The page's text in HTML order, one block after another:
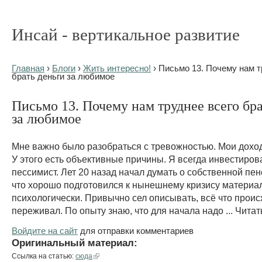
Инсай - вертикальное развитие
Главная › Блоги › Жить интересно! › Письмо 13. Почему нам
брать деньги за любимое
Письмо 13. Почему нам труднее всего
за любимое
Мне важно было разобраться с тревожностью. Мои
У этого есть объективные причины. Я всегда
пессимист. Лет 20 назад начал думать о собственной
что хорошо подготовился к нынешнему кризису
психологически. Привычно сел описывать, всё что
переживал. По опыту знаю, что для начала надо ...
Войдите на сайт для отправки комментариев
Оригинальный материал:
Ссылка на статью: сюда